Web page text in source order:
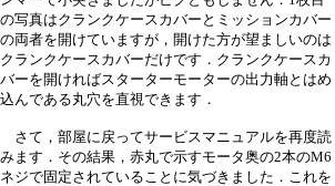
の写真はクランクケースカバーとミッションカバー
の両者を開けていますが，開けた方が望ましいのは
クランクケースカバーだけです．クランクケースカ
バーを開ければスターターモーターの出力軸とはめ
込んである丸穴を直視できます．
さて，部屋に戻ってサービスマニュアルを再度読
みます．その結果，赤丸で示すモータ奥の2本のM6
ネジで固定されていることに気づきました．これを